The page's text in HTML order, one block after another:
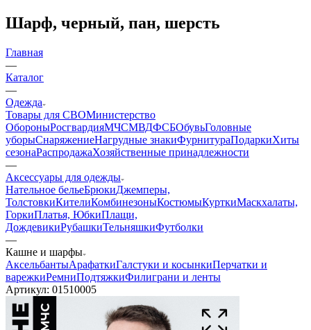
Шарф, черный, пан, шерсть
Главная
—
Каталог
—
Одежда
Товары для СВОМинистерство
ОбороныРосгвардияМЧСМВДФСБОбувьГоловные
уборыСнаряжениеНагрудные знакиФурнитураПодаркиХиты
сезонаРаспродажаХозяйственные принадлежности
—
Аксессуары для одежды
Нательное бельеБрюкиДжемперы,
ТолстовкиКителиКомбинезоныКостюмыКурткиМаскхалаты,
ГоркиПлатья, ЮбкиПлащи,
ДождевикиРубашкиТельняшкиФутболки
—
Кашне и шарфы
АксельбантыАрафаткиГалстуки и косынкиПерчатки и
варежкиРемниПодтяжкиФилиграни и ленты
Артикул: 01510005